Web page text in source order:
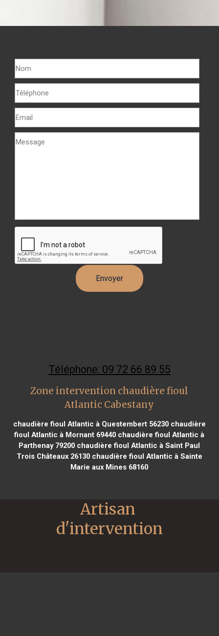
Téléphone: 09 72 66 89 55
Zone intervention chaudière fioul
Atlantic Cabestany
chaudière fioul Atlantic à Questembert 56230chaudière
fioul Atlantic à Mornant 69440 chaudière fioul Atlantic à
Parthenay 79200 chaudière fioul Atlantic à Saint Paul
Trois Châteaux 26130chaudière fioul Atlantic à Sainte
Marie aux Mines 68160
Artisan
d'intervention